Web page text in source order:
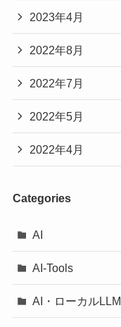
2023年4月
2022年8月
2022年7月
2022年5月
2022年4月
Categories
AI
AI-Tools
AI・ローカルLLM